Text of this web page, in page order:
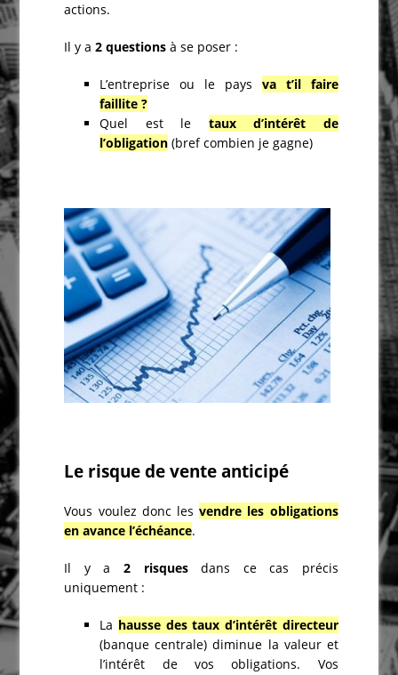
actions.
Il y a2 questions à se poser :
L’entreprise ou le pays va t’il faire
faillite ?
Quel est le taux d’intérêt de
l’obligation (bref combien je gagne)
Le risque de vente anticipé
Vous voulez donc lesvendre les obligations
en avance l’échéance.
Il y a 2 risquesdans ce cas précis
uniquement :
La hausse des taux d’intérêt directeur
(banque centrale) diminue la valeur et
l’intérêt de vos obligations. Vos